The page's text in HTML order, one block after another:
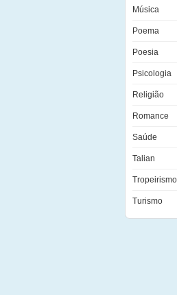
Música
Poema
Poesia
Psicologia
Religião
Romance
Saúde
Talian
Tropeirismo
Turismo